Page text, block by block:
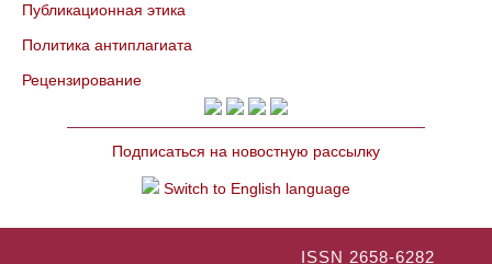
Публикационная этика
Политика антиплагиата
Рецензирование
Подписаться на новостную рассылку
Switch to English language
ISSN 2658-6282